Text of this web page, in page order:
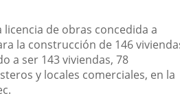
de obras concedida a
la construcción de 146
a ser 143 viviendas, 78
y locales comerciales, en la